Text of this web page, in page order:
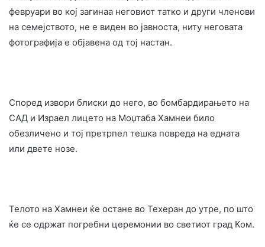
февруари во кој загинаа неговиот татко и други членови
на семејството, не е виден во јавноста, ниту неговата
фотографија е објавена од тој настан.
Според извори блиски до него, во бомбардирањето на
САД и Израел лицето на Моџтаба Хамнеи било
обезличено и тој претрпел тешка повреда на едната
или двете нозе.
Телото на Хамнеи ќе остане во Техеран до утре, по што
ќе се одржат погребни церемонии во светиот град Ком.